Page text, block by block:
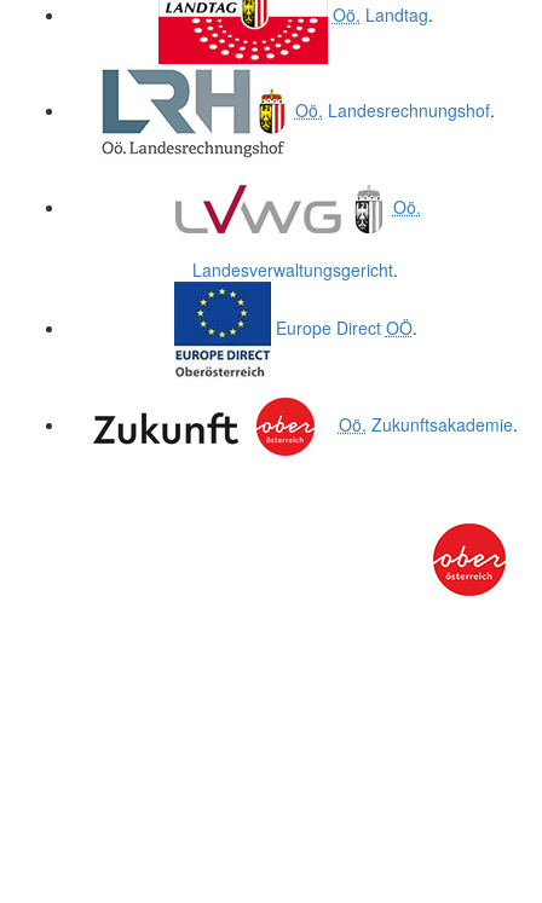
Oö. Landtag.
Oö. Landesrechnungshof.
Oö.
Landesverwaltungsgericht.
Europe Direct OÖ.
Oö. Zukunftsakademie.